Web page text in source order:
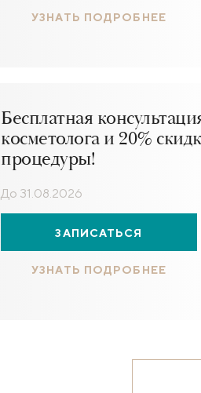
УЗНАТЬ ПОДРОБНЕЕ
Бесплатная
косметолога и 20%
процедуры!
До 31.08.2026
ЗАПИСАТЬСЯ
УЗНАТЬ ПОДРОБНЕЕ